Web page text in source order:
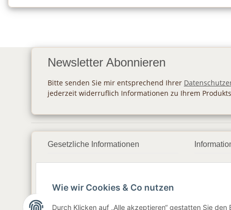
Newsletter Abonnieren
Bitte senden Sie mir entsprechend Ihrer
jederzeit widerruflich Informationen zu Ihrem
Gesetzliche Informationen
AGB
Sitemap
Wie wir Cookies & Co nutzen
Durch Klicken auf „Alle akzeptieren“ gestatten Sie